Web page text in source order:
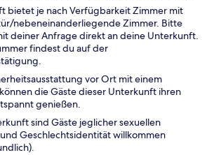
bietet je nach Verfügbarkeit Zimmer mit
nebeneinanderliegende Zimmer. Bitte
deiner Anfrage direkt an deine Unterkunft.
findest du auf der
vor Ort mit einem
die Gäste dieser Unterkunft ihren
genießen.
sind Gäste jeglicher sexuellen
Geschlechtsidentität willkommen